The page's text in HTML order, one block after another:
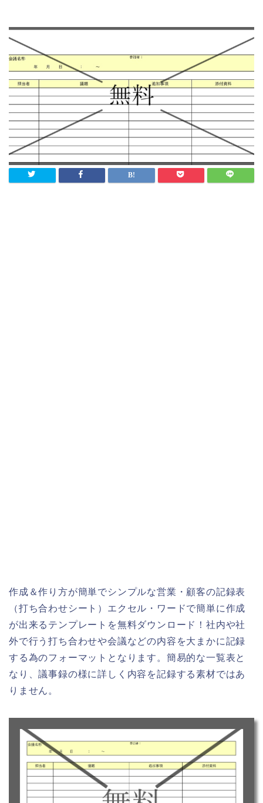
作成＆作り方が簡単でシンプルな営業・顧客の記録表
（打ち合わせシート）エクセル・ワードで簡単に作成
が出来るテンプレートを無料ダウンロード！社内や社
外で行う打ち合わせや会議などの内容を大まかに記録
する為のフォーマットとなります。簡易的な一覧表と
なり、議事録の様に詳しく内容を記録する素材ではあ
りません。